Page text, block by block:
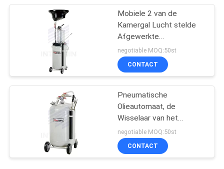
Elektrische
Kabelspoel
Digitale Oliemeter
Mobiele 2 van de
Kamergal Lucht stelde
Afgewerkte
olieafdruiprek/Lucht
Aangedreven Olietrekker
in werking
negotiable MOQ:50st
CONTACT
Pneumatische
Olieautomaat, de
Wisselaar van het
Afgewerkte
olieafdruiprek die met
Vlakke Maat wordt
negotiable MOQ:50st
CONTACT